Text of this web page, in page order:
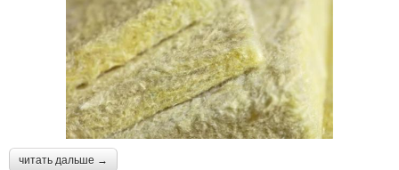
читать дальше →